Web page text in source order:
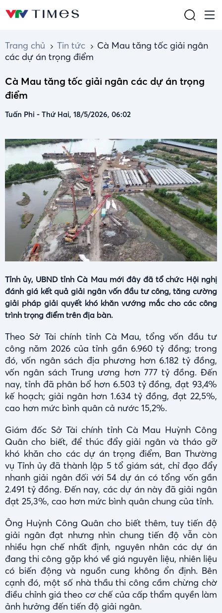
Trang chủ Tin tức
Cà Mau tăng tốc giải ngân
các dự án trọng điểm
Cà Mau tăng tốc giải ngân các dự án trọng
điểm
Tuấn Phi - Thứ Hai, 18/5/2026, 06:02
Tỉnh ủy, UBND tỉnh Cà Mau mới đây đã tổ chức Hội nghị
đánh giá kết quả giải ngân vốn đầu tư công, tăng cường
giải pháp giải quyết khó khăn vướng mắc cho các công
trình trọng điểm trên địa bàn.
Theo Sở Tài chính tỉnh Cà Mau, tổng vốn đầu tư
công năm 2026 của tỉnh gần 6.960 tỷ đồng; trong
đó, vốn ngân sách địa phương hơn 6.182 tỷ đồng,
vốn ngân sách Trung ương hơn 777 tỷ đồng. Đến
nay, tỉnh đã phân bổ hơn 6.503 tỷ đồng, đạt 93,4%
kế hoạch; giải ngân hơn 1.634 tỷ đồng, đạt 22,5%,
cao hơn mức bình quân cả nước 15,2%.
Giám đốc Sở Tài chính tỉnh Cà Mau Huỳnh Công
Quân cho biết, để thúc đẩy giải ngân và tháo gỡ
khó khăn cho các dự án trọng điểm, Ban Thường
vụ Tỉnh ủy đã thành lập 5 tổ giám sát, chỉ đạo đẩy
nhanh giải ngân đối với 54 dự án có tổng vốn gần
2.491 tỷ đồng. Đến nay, các dự án này đã giải ngân
đạt 25,3%, cao hơn mức bình quân chung của tỉnh.
Ông Huỳnh Công Quân cho biết thêm, tuy tiến độ
giải ngân đạt nhưng nhìn chung tiến độ vẫn còn
nhiều hạn chế nhất định, nguyên nhân các dự án
đang thi công gặp khó về giá nguyên liệu, nhiên liệu
có biến động và nguồn cung không ổn định. Bên
cạnh đó, một số nhà thầu thi công cầm chừng chờ
điều chỉnh giá theo cơ chế của cấp thẩm quyền làm
ảnh hưởng đến tiến độ giải ngân.